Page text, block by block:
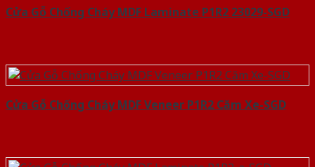
Cửa Gỗ Chống Cháy MDF Laminate P1R2 23029-SGD
Cửa Gỗ Chống Cháy MDF Veneer P1R2 Căm Xe-SGD